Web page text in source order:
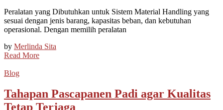
Peralatan yang Dibutuhkan untuk Sistem Material Handling yang
sesuai dengan jenis barang, kapasitas beban, dan kebutuhan
operasional. Dengan memilih peralatan
by Merlinda Sita
Read More
Blog
Tahapan Pascapanen Padi agar Kualitas
Tetap Terjaga